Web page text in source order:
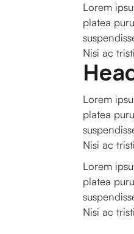
Lorem
platea
Nisi ac
Lorem
platea
Nisi ac
Lorem
platea
Nisi ac